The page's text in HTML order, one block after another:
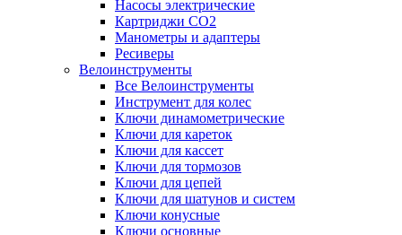
Насосы электрические
Картриджи CO2
Манометры и адаптеры
Ресиверы
Велоинструменты
Все Велоинструменты
Инструмент для колес
Ключи динамометрические
Ключи для кареток
Ключи для кассет
Ключи для тормозов
Ключи для цепей
Ключи для шатунов и систем
Ключи конусные
Ключи основные